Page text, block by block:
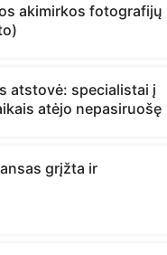
akimirkos fotografijų
atstovė: specialistai į
atėjo nepasiruošę
grįžta ir